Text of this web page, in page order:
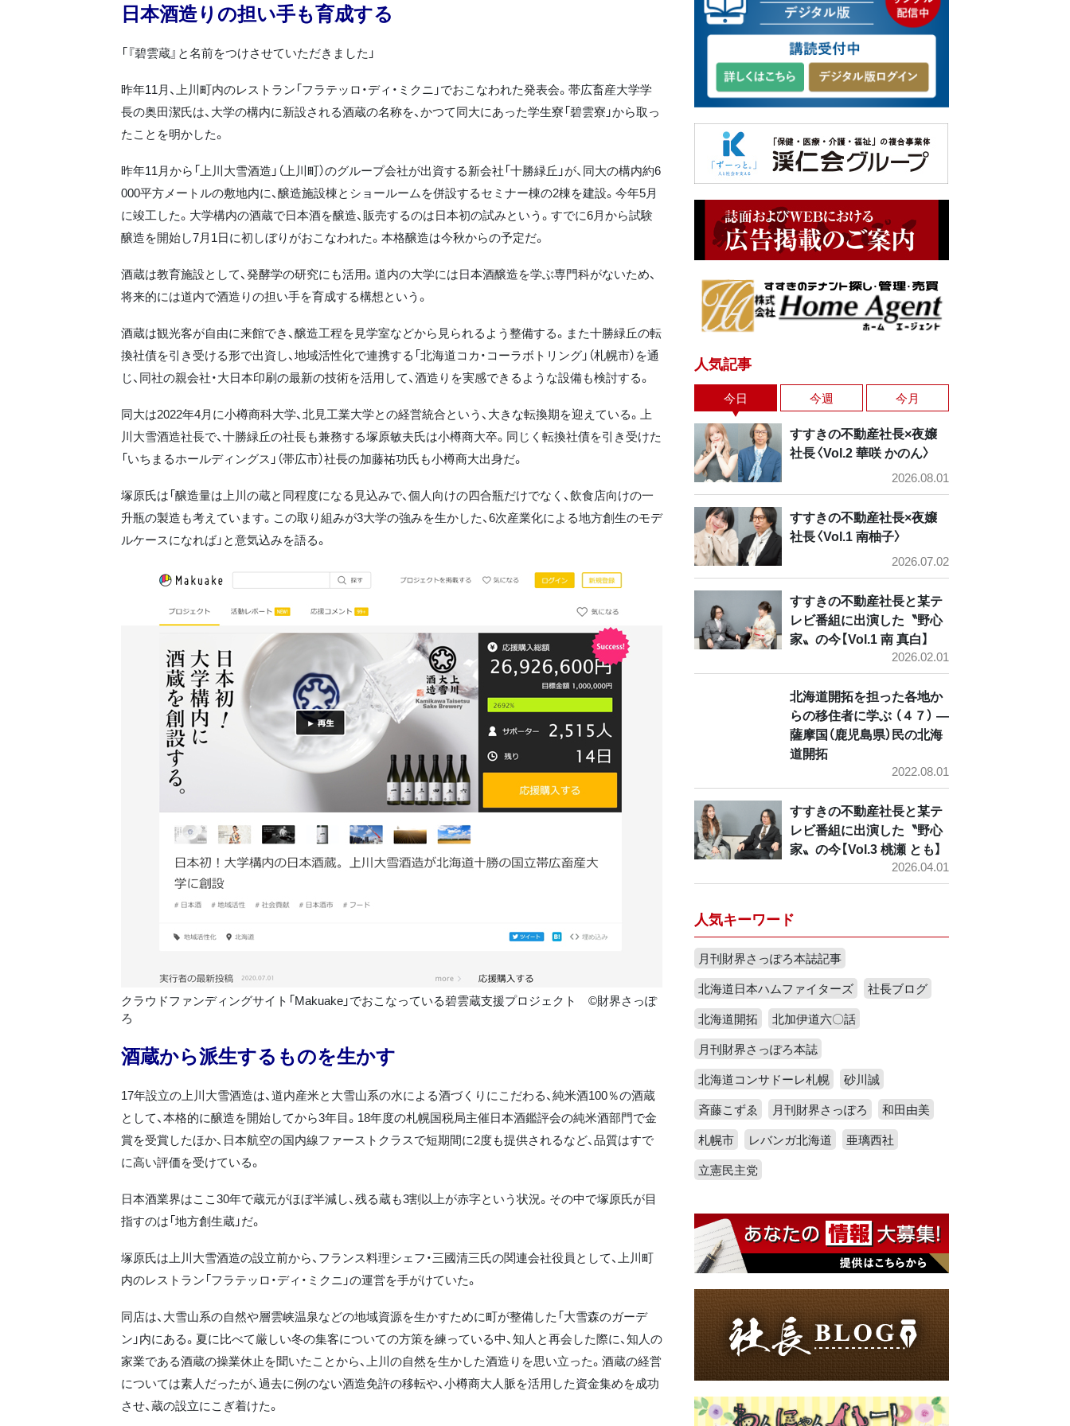
日本酒造りの担い手も育成する
「『碧雲蔵』と名前をつけさせていただきました」
昨年11月、上川町内のレストラン「フラテッロ・ディ・ミクニ」でおこなわれた発表会。帯広畜産大学学
長の奥田潔氏は、大学の構内に新設される酒蔵の名称を、かつて同大にあった学生寮「碧雲寮」から取っ
たことを明かした。
昨年11月から「上川大雪酒造」（上川町）のグループ会社が出資する新会社「十勝緑丘」が、同大の構内約6
000平方メートルの敷地内に、醸造施設棟とショールームを併設するセミナー棟の2棟を建設。今年5月
に竣工した。大学構内の酒蔵で日本酒を醸造、販売するのは日本初の試みという。すでに6月から試験
醸造を開始し7月1日に初しぼりがおこなわれた。本格醸造は今秋からの予定だ。
酒蔵は教育施設として、発酵学の研究にも活用。道内の大学には日本酒醸造を学ぶ専門科がないため、
将来的には道内で酒造りの担い手を育成する構想という。
酒蔵は観光客が自由に来館でき、醸造工程を見学室などから見られるよう整備する。また十勝緑丘の転
換社債を引き受ける形で出資し、地域活性化で連携する「北海道コカ・コーラボトリング」（札幌市）を通
じ、同社の親会社・大日本印刷の最新の技術を活用して、酒造りを実感できるような設備も検討する。
同大は2022年4月に小樽商科大学、北見工業大学との経営統合という、大きな転換期を迎えている。上
川大雪酒造社長で、十勝緑丘の社長も兼務する塚原敏夫氏は小樽商大卒。同じく転換社債を引き受けた
「いちまるホールディングス」（帯広市）社長の加藤祐功氏も小樽商大出身だ。
塚原氏は「醸造量は上川の蔵と同程度になる見込みで、個人向けの四合瓶だけでなく、飲食店向けの一
升瓶の製造も考えています。この取り組みが3大学の強みを生かした、6次産業化による地方創生のモデ
ルケースになれば」と意気込みを語る。
クラウドファンディングサイト「Makuake」でおこなっている碧雲蔵支援プロジェクト ©財界さっぽ
ろ
酒蔵から派生するものを生かす
17年設立の上川大雪酒造は、道内産米と大雪山系の水による酒づくりにこだわる、純米酒100％の酒蔵
として、本格的に醸造を開始してから3年目。18年度の札幌国税局主催日本酒鑑評会の純米酒部門で金
賞を受賞したほか、日本航空の国内線ファーストクラスで短期間に2度も提供されるなど、品質はすで
に高い評価を受けている。
日本酒業界はここ30年で蔵元がほぼ半減し、残る蔵も3割以上が赤字という状況。その中で塚原氏が目
指すのは「地方創生蔵」だ。
塚原氏は上川大雪酒造の設立前から、フランス料理シェフ・三國清三氏の関連会社役員として、上川町
内のレストラン「フラテッロ・ディ・ミクニ」の運営を手がけていた。
同店は、大雪山系の自然や層雲峡温泉などの地域資源を生かすために町が整備した「大雪森のガーデ
ン」内にある。夏に比べて厳しい冬の集客についての方策を練っている中、知人と再会した際に、知人の
家業である酒蔵の操業休止を聞いたことから、上川の自然を生かした酒造りを思い立った。酒蔵の経営
については素人だったが、過去に例のない酒造免許の移転や、小樽商大人脈を活用した資金集めを成功
させ、蔵の設立にこぎ着けた。
人気記事
今日 今週 今月
すすきの不動産社長×夜嬢
社長〈Vol.2 華咲 かのん〉
2026.08.01
すすきの不動産社長×夜嬢
社長〈Vol.1 南柚子〉
2026.07.02
すすきの不動産社長と某テ
レビ番組に出演した〝野心
家〟の今【Vol.1 南 真白】
2026.02.01
北海道開拓を担った各地か
らの移住者に学ぶ （４７） ―
薩摩国（鹿児島県）民の北海
道開拓
2022.08.01
すすきの不動産社長と某テ
レビ番組に出演した〝野心
家〟の今【Vol.3 桃瀬 とも】
2026.04.01
人気キーワード
月刊財界さっぽろ本誌記事
北海道日本ハムファイターズ
社長ブログ
北海道開拓
北加伊道六〇話
月刊財界さっぽろ本誌
北海道コンサドーレ札幌
砂川誠
斉藤こずゑ
月刊財界さっぽろ
和田由美
札幌市
レバンガ北海道
亜璃西社
立憲民主党